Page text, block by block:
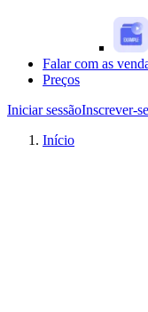
Falar com as
Preços
Iniciar sessãoInscrever-se
Início